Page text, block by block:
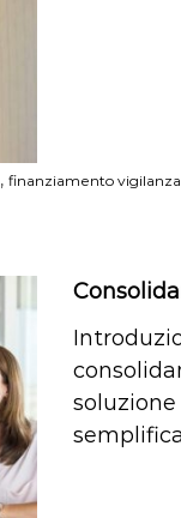
, finanziamento